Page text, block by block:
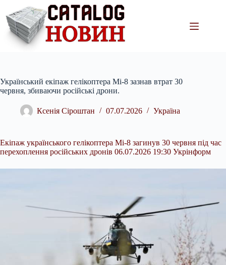
вмісту
Український екіпаж гелікоптера Мі-8 зазнав втрат 30
червня, збиваючи російські дрони.
Ксенія Сіроштан 07.07.2026 Україна
Екіпаж українського гелікоптера Мі-8 загинув 30 червня під час
перехоплення російських дронів 06.07.2026 19:30 Укрінформ